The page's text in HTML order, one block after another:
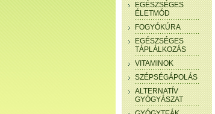
EGÉSZSÉGES
ÉLETMÓD
FOGYÓKÚRA
EGÉSZSÉGES
TÁPLÁLKOZÁS
VITAMINOK
SZÉPSÉGÁPOLÁS
ALTERNATÍV
GYÓGYÁSZAT